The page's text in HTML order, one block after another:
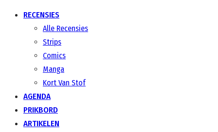
RECENSIES
Alle Recensies
Strips
Comics
Manga
Kort Van Stof
AGENDA
PRIKBORD
ARTIKELEN